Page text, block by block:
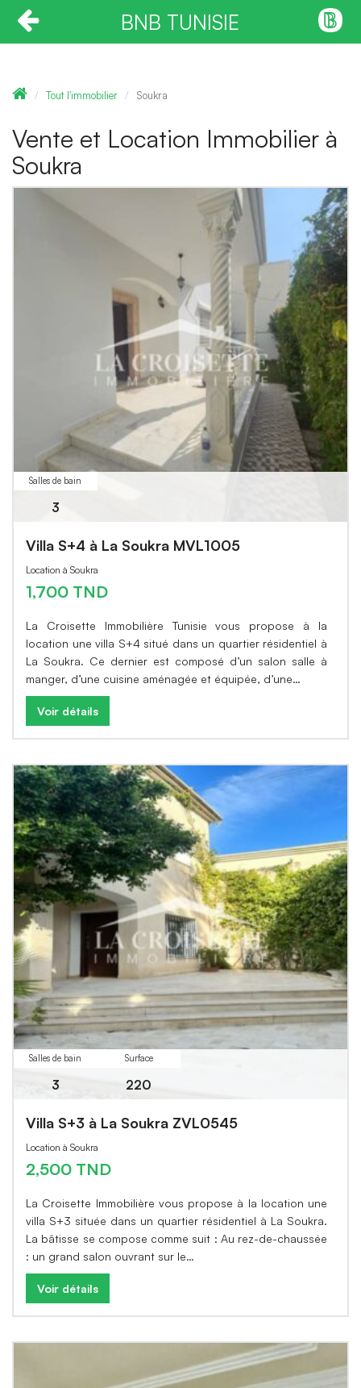
BNB TUNISIE
Tout l'immobilier Soukra
Vente et Location Immobilier à
Soukra
Salles de bain
3
Villa S+4 à La Soukra MVL1005
Location à Soukra
1,700 TND
La Croisette Immobilière Tunisie vous propose à la
location une villa S+4 situé dans un quartier résidentiel à
La Soukra. Ce dernier est composé d’un salon salle à
manger, d’une cuisine aménagée et équipée, d’une…
Voir détails
Salles de bain
3
Surface
220
Villa S+3 à La Soukra ZVL0545
Location à Soukra
2,500 TND
La Croisette Immobilière vous propose à la location une
villa S+3 située dans un quartier résidentiel à La Soukra.
La bâtisse se compose comme suit : Au rez-de-chaussée
: un grand salon ouvrant sur le…
Voir détails